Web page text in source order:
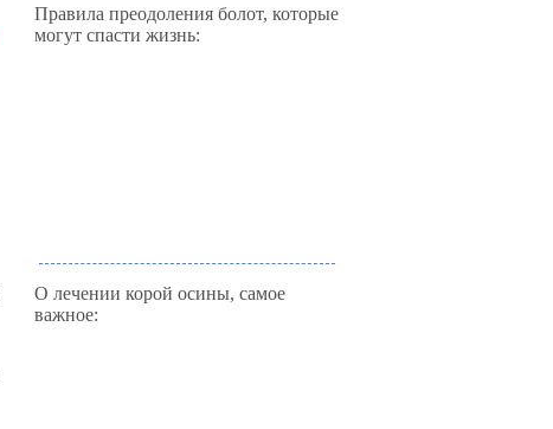
Правила преодоления болот, которые
могут спасти жизнь:
О лечении корой осины, самое
важное: